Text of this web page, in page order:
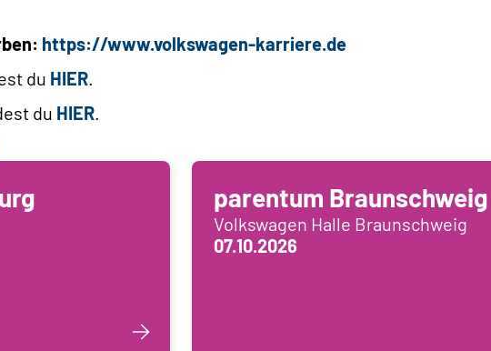
https://www.volkswagen-karriere.de
du HIER.
du HIER.
parentum Braunschweig
Volkswagen Halle Braunschweig
07.10.2026